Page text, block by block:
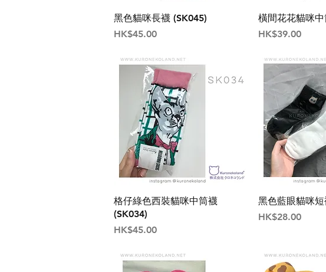
黑色貓咪長襪 (SK045)
價格
HK$45.00
橫間花花貓咪
價格
HK$39.00
格仔綠色西裝貓咪中筒襪
(SK034)
價格
HK$45.00
黑色藍眼貓咪
價格
HK$28.00